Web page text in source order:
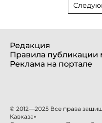
Редакция
Правила публикации
Реклама на портале
© 2012—2025 Все права
Кавказа»